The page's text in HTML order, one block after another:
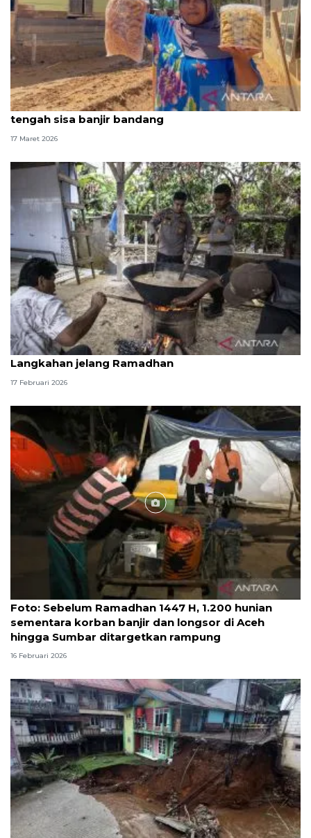
Usaha seorang ibu demi baju Lebaran anak di
tengah sisa banjir bandang
17 Maret 2026
Mahasiswa kepolisian 'meugang' bersama warga
Langkahan jelang Ramadhan
17 Februari 2026
Foto: Sebelum Ramadhan 1447 H, 1.200 hunian
sementara korban banjir dan longsor di Aceh
hingga Sumbar ditargetkan rampung
16 Februari 2026